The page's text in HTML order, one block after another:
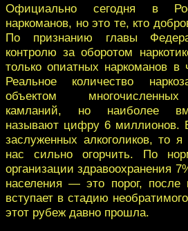
Официально сегодня в
наркоманов, но это те, кто
По признанию главы
контролю за оборотом
только опиатных наркоманов
Реальное количество
объектом многочисленных
камланий, но наиболее
называют цифру 6 миллионов.
заслуженных алкоголиков, то
нас сильно огорчить. По
организации здравоохранения
населения — это порог, после
вступает в стадию
этот рубеж давно прошла.